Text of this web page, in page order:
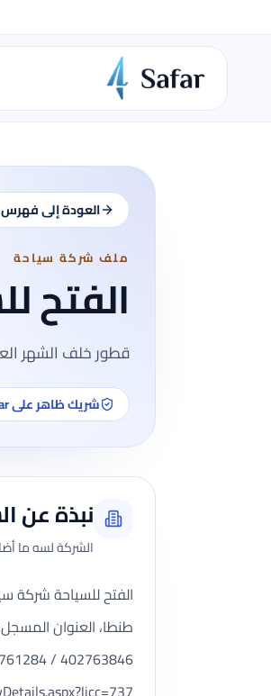
العودة إلى
ملف شركة سياحة
الفتح
قطور خلف الشهر
شريك ظاهر على 4Safar
نبذة عن
الشركة لسه ما
طنطا، العنوان
402763846 / 402761284 / 01001118700 / 0، الموقع الإلكتروني: -، البريد الإلكتروني: